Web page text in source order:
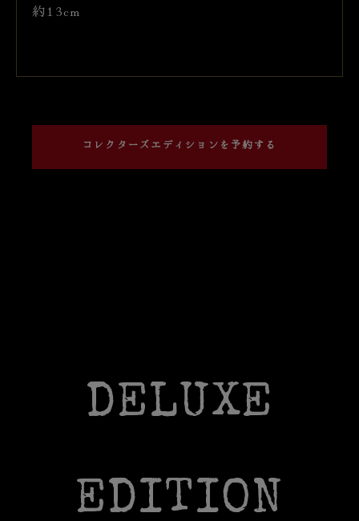
約13cm
コレクターズエディションを予約する
DELUXE
EDITION